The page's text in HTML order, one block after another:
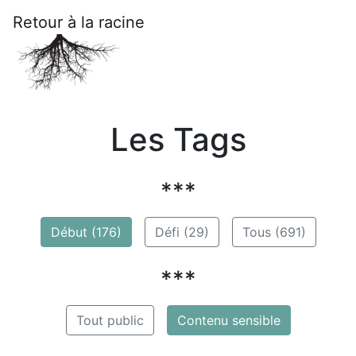
Retour à la racine
Les Tags
***
Début (176) Défi (29) Tous (691)
***
Tout public Contenu sensible